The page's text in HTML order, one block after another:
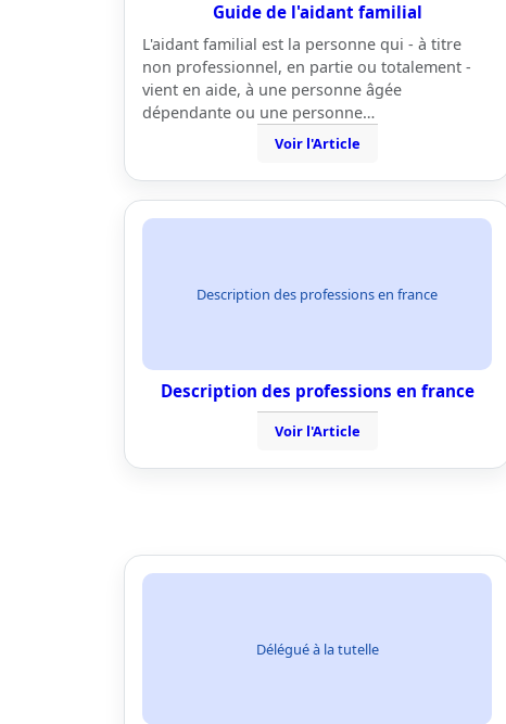
Guide de l'aidant familial
L'aidant familial est la personne qui - à titre
non professionnel, en partie ou totalement -
vient en aide, à une personne âgée
dépendante ou une personne…
Voir l'Article
Description des professions en france
Description des professions en france
Voir l'Article
Délégué à la tutelle